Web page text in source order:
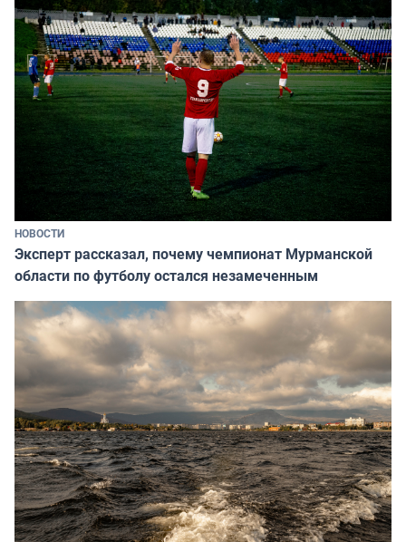
НОВОСТИ
Эксперт рассказал, почему чемпионат Мурманской
области по футболу остался незамеченным